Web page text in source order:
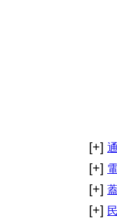
[+]
[+]
[+]
[+]